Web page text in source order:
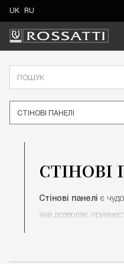
UK RU
CТIНОВI ПАНЕЛI
CТIНОВI
Стінові панелі є
яке дозволяє